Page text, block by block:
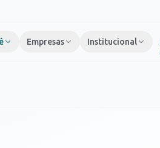
Empresas Institucional